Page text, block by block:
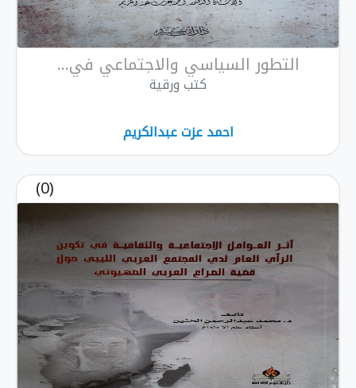
التطور السياسي والاجتماعي في...
كتب ورقية
احمد عزت عبدالكريم